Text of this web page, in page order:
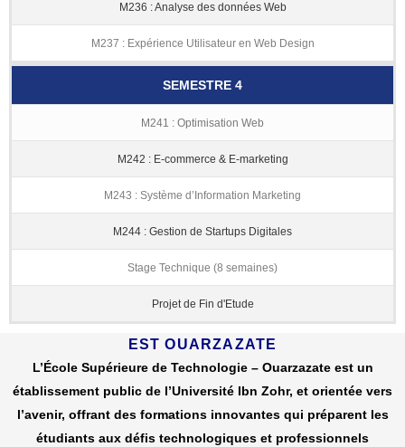
M236 : Analyse des données Web
M237 : Expérience Utilisateur en Web Design
SEMESTRE 4
M241 : Optimisation Web
M242 : E-commerce & E-marketing
M243 : Système d’Information Marketing
M244 : Gestion de Startups Digitales
Stage Technique (8 semaines)
Projet de Fin d'Etude
EST OUARZAZATE
L’École Supérieure de Technologie – Ouarzazate est un
établissement public de l’Université Ibn Zohr, et orientée vers
l’avenir, offrant des formations innovantes qui préparent les
étudiants aux défis technologiques et professionnels